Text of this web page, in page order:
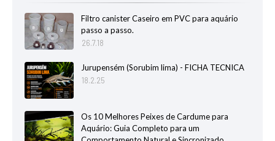
Filtro canister Caseiro em PVC para aquário
passo a passo.
26.7.18
Jurupensém (Sorubim lima) - FICHA TECNICA
18.2.25
Os 10 Melhores Peixes de Cardume para
Aquário: Guia Completo para um